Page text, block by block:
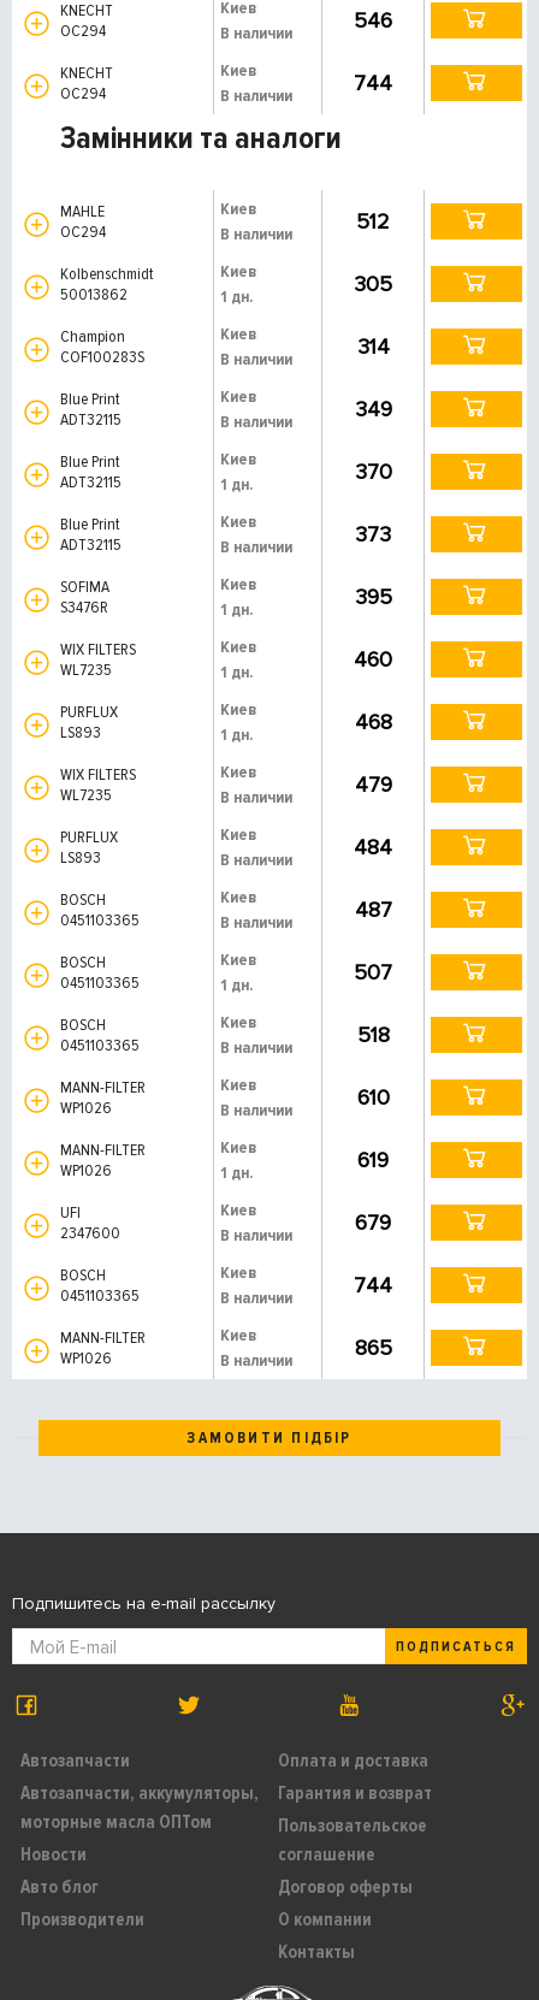
KNECHT
OC294
Киев
В наличии
546
KNECHT
OC294
Киев
В наличии
744
Замінники та аналоги
MAHLE
OC294
Киев
В наличии
512
Kolbenschmidt
50013862
Киев
1 дн.
305
Champion
COF100283S
Киев
В наличии
314
Blue Print
ADT32115
Киев
В наличии
349
Blue Print
ADT32115
Киев
1 дн.
370
Blue Print
ADT32115
Киев
В наличии
373
SOFIMA
S3476R
Киев
1 дн.
395
WIX FILTERS
WL7235
Киев
1 дн.
460
PURFLUX
LS893
Киев
1 дн.
468
WIX FILTERS
WL7235
Киев
В наличии
479
PURFLUX
LS893
Киев
В наличии
484
BOSCH
0451103365
Киев
В наличии
487
BOSCH
0451103365
Киев
1 дн.
507
BOSCH
0451103365
Киев
В наличии
518
MANN-FILTER
WP1026
Киев
В наличии
610
MANN-FILTER
WP1026
Киев
1 дн.
619
UFI
2347600
Киев
В наличии
679
BOSCH
0451103365
Киев
В наличии
744
MANN-FILTER
WP1026
Киев
В наличии
865
ЗАМОВИТИ ПІДБІР
Автозапчасти
Автозапчасти, аккумуляторы,
моторные масла ОПТом
Новости
Авто блог
Производители
Оплата и доставка
Гарантия и возврат
Пользовательское
соглашение
Договор оферты
О компании
Контакты
Подпишитесь на e-mail рассылку
ПОДПИСАТЬСЯ